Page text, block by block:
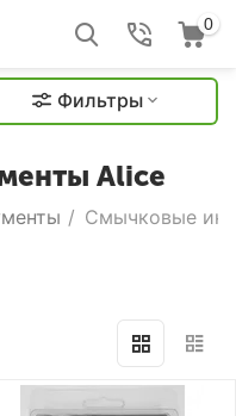
0
Фильтры
Alice
/ Смычковые